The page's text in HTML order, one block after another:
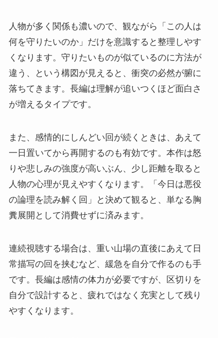
人物が多く関係も濃いので、観ながら「この人は
何を守りたいのか」だけを意識すると整理しやす
くなります。守りたいものが似ているのに方法が
違う、という構図が見えると、衝突の必然が腑に
落ちてきます。長編は理解が追いつくほど面白さ
が増えるタイプです。
また、感情的にしんどい回が続くときは、あえて
一日置いてから再開するのも有効です。本作は怒
りや悲しみの強度が高いぶん、少し距離を取ると
人物の心理が見えやすくなります。「今日は悪役
の論理を読み解く回」と決めて観ると、単なる胸
糞展開として消費せずに済みます。
連続視聴する場合は、重い山場の直後にあえて日
常描写の回を挟むなど、緩急を自分で作るのも手
です。長編は感情の体力が必要ですが、区切りを
自分で設計すると、疲れではなく充実として残り
やすくなります。